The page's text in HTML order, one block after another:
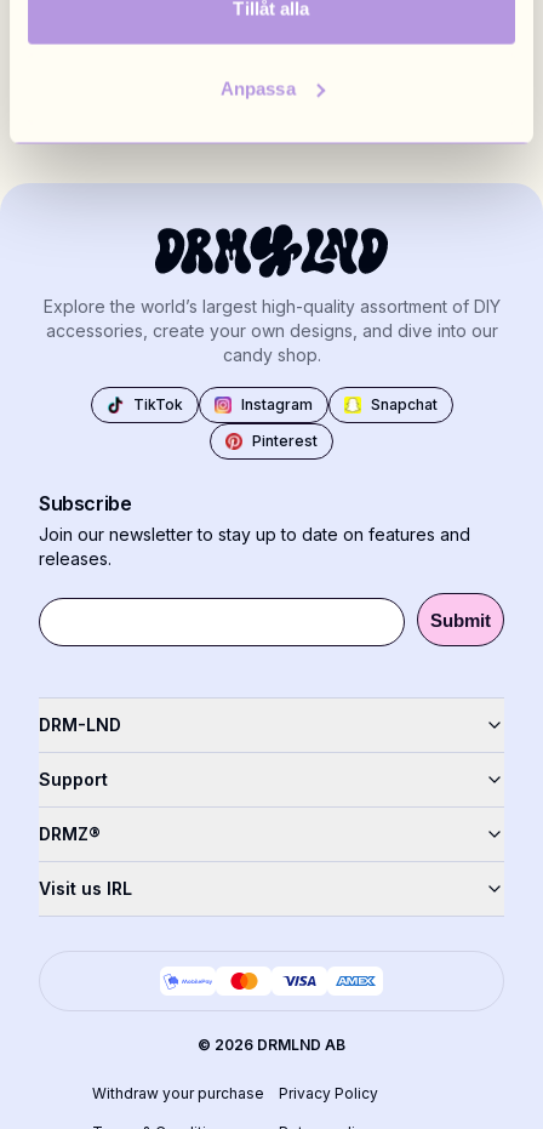
Tillåt alla
Anpassa
Explore the world’s largest high-quality assortment of DIY
accessories, create your own designs, and dive into our
candy shop.
TikTok Instagram
Snapchat
Pinterest
DRM-LND
Support
DRMZ®
Visit us IRL
Subscribe
Join our newsletter to stay up to date on features and
releases.
Submit
© 2026 DRMLND AB
Withdraw your purchase Privacy Policy